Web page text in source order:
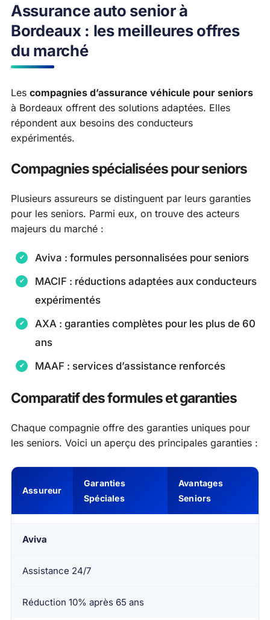
Assurance auto senior à
Bordeaux : les meilleures offres
du marché
Les compagnies d’assurance véhicule pour seniors
à Bordeaux offrent des solutions adaptées. Elles
répondent aux besoins des conducteurs
expérimentés.
Compagnies spécialisées pour seniors
Plusieurs assureurs se distinguent par leurs garanties
pour les seniors. Parmi eux, on trouve des acteurs
majeurs du marché :
Aviva : formules personnalisées pour seniors
MACIF : réductions adaptées aux conducteurs
expérimentés
AXA : garanties complètes pour les plus de 60
ans
MAAF : services d’assistance renforcés
Comparatif des formules et garanties
Chaque compagnie offre des garanties uniques pour
les seniors. Voici un aperçu des principales garanties :
Assureur
Garanties
Spéciales
Avantages
Seniors
Aviva
Assistance 24/7
Réduction 10% après 65 ans